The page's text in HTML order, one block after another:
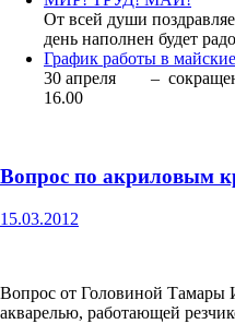
От всей души
день наполнен будет
График работы в
30 апреля –
16.00
Вопрос по акриловым
15.03.2012
Вопрос от Головиной
акварелью, работающей